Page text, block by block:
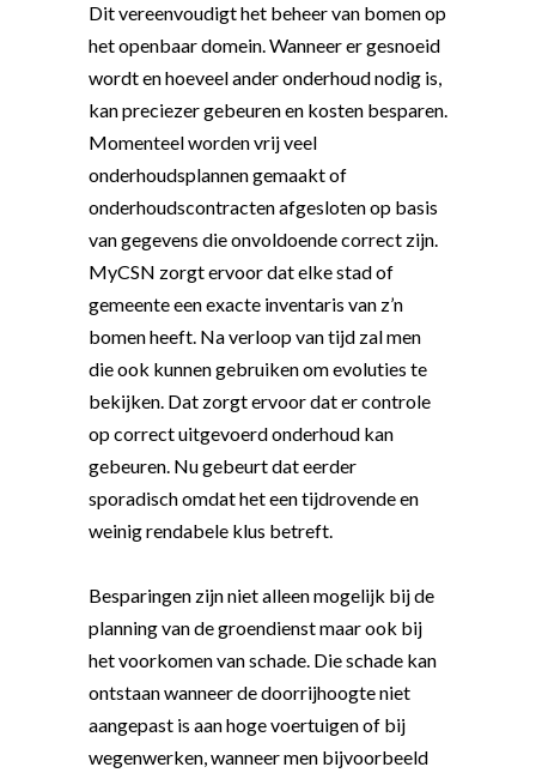
Dit vereenvoudigt het beheer van bomen op
het openbaar domein. Wanneer er gesnoeid
wordt en hoeveel ander onderhoud nodig is,
kan preciezer gebeuren en kosten besparen.
Momenteel worden vrij veel
onderhoudsplannen gemaakt of
onderhoudscontracten afgesloten op basis
van gegevens die onvoldoende correct zijn.
MyCSN zorgt ervoor dat elke stad of
gemeente een exacte inventaris van z’n
bomen heeft. Na verloop van tijd zal men
die ook kunnen gebruiken om evoluties te
bekijken. Dat zorgt ervoor dat er controle
op correct uitgevoerd onderhoud kan
gebeuren. Nu gebeurt dat eerder
sporadisch omdat het een tijdrovende en
weinig rendabele klus betreft.
Besparingen zijn niet alleen mogelijk bij de
planning van de groendienst maar ook bij
het voorkomen van schade. Die schade kan
ontstaan wanneer de doorrijhoogte niet
aangepast is aan hoge voertuigen of bij
wegenwerken, wanneer men bijvoorbeeld